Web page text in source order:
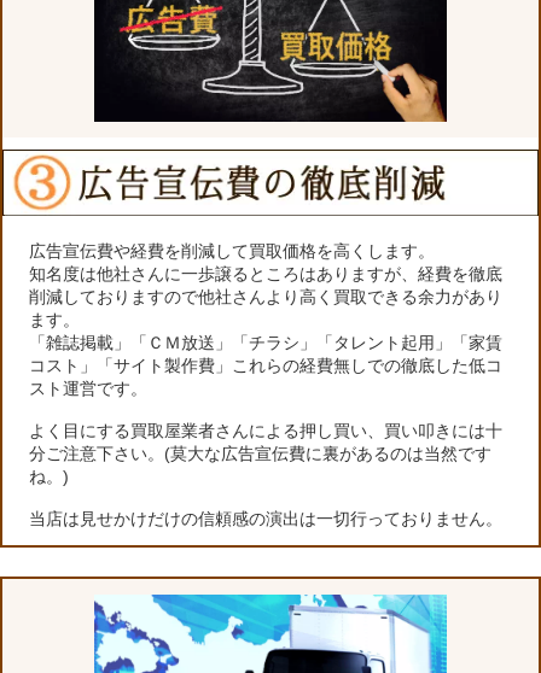
広告宣伝費や経費を削減して買取価格を高くします。
知名度は他社さんに一歩譲るところはありますが、経費を徹底
削減しておりますので他社さんより高く買取できる余力があり
ます。
「雑誌掲載」「ＣＭ放送」「チラシ」「タレント起用」「家賃
コスト」「サイト製作費」これらの経費無しでの徹底した低コ
スト運営です。
よく目にする買取屋業者さんによる押し買い、買い叩きには十
分ご注意下さい。(莫大な広告宣伝費に裏があるのは当然です
ね。)
当店は見せかけだけの信頼感の演出は一切行っておりません。